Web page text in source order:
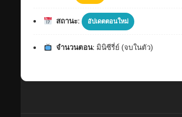
สถานะ: อัปเดตตอนใหม่
จำนวนตอน: มินิซีรี่ย์ (จบในตัว)